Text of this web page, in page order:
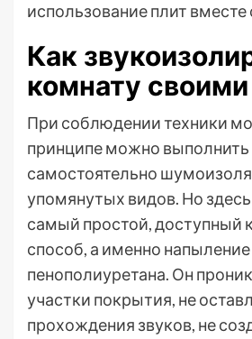
использование плит вместе
Как
комнату
При соблюдении техники
принципе можно выполнить
самостоятельно
упомянутых видов. Но
самый простой, доступный
способ, а именно напыление
пенополиуретана. Он
участки покрытия, не
прохождения звуков, не